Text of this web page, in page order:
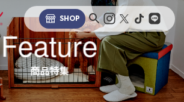
SHOP
Feature
商品特集